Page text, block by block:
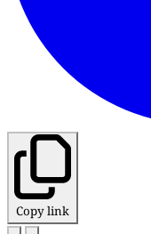
Copy link